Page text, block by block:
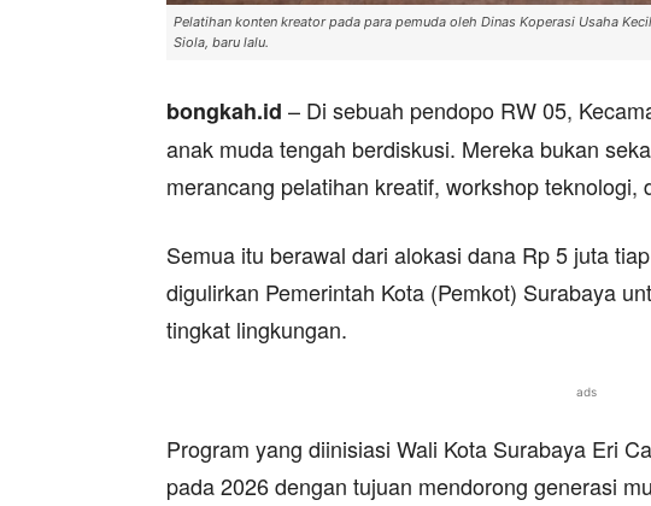
Pelatihan konten kreator pada para pemuda oleh Dinas Koperasi Usaha
Siola, baru lalu.
bongkah.id – Di sebuah pendopo RW 05,
anak muda tengah berdiskusi. Mereka bukan
merancang pelatihan kreatif, workshop teknologi,
Semua itu berawal dari alokasi dana Rp 5 juta
digulirkan Pemerintah Kota (Pemkot) Surabaya
tingkat lingkungan.
ads
Program yang diinisiasi Wali Kota Surabaya Eri
pada 2026 dengan tujuan mendorong generasi